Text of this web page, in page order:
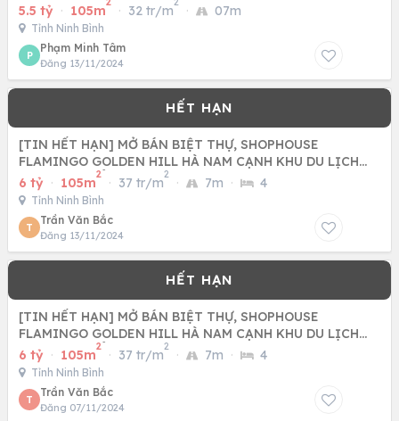
TAM CHÚC, NƠI ĐÓN HÀNG
5.5 tỷ · 105m · 32 tr/m · 07m
Tỉnh Ninh Bình
P
Phạm Minh Tâm
Đăng 13/11/2024
[TIN HẾT HẠN] MỞ BÁN BIỆT THỰ, SHOPHOUSE
FLAMINGO GOLDEN HILL HÀ NAM CẠNH KHU DU LỊCH
TAM CHÚC SỔ ĐỎ LÂU DÀI
6 tỷ · 105m
2
· 37 tr/m
2
· 7m · 4
Tỉnh Ninh Bình
T
Trần Văn Bắc
Đăng 13/11/2024
[TIN HẾT HẠN] MỞ BÁN BIỆT THỰ, SHOPHOUSE
FLAMINGO GOLDEN HILL HÀ NAM CẠNH KHU DU LỊCH
TAM CHÚC SỔ ĐỎ LÂU DÀI
6 tỷ · 105m
2
· 37 tr/m
2
· 7m · 4
Tỉnh Ninh Bình
T
Trần Văn Bắc
Đăng 07/11/2024